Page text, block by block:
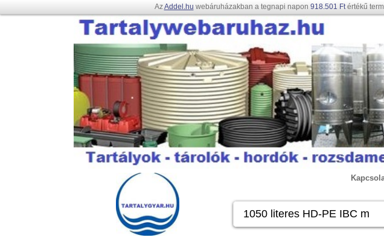
AzAddel.hu webáruházakban a tegnapi napon 918.501 Ftértékű